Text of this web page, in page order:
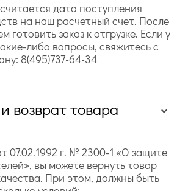
дата поступления
на наш расчетный счет. После
готовить заказ к отгрузке. Если у
либо вопросы, свяжитесь с
8(495)737-64-34
возврат товара
07.02.1992 г. № 2300-1 «О защите
вы можете вернуть товар
При этом, должны быть